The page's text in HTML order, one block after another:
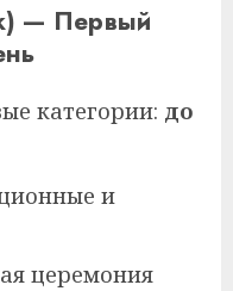
— Первый
категории: до
и
церемония